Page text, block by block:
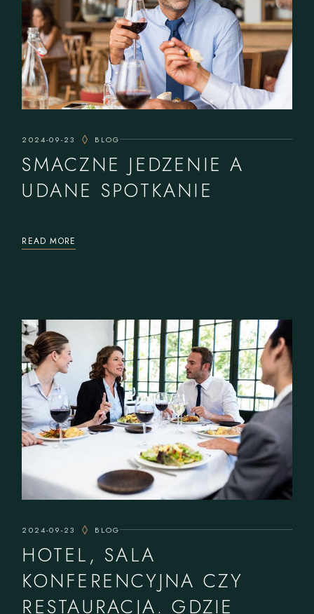
2024-09-23 BLOG
SMACZNE JEDZENIE A
UDANE SPOTKANIE
READ MORE
2024-09-23 BLOG
HOTEL, SALA
KONFERENCYJNA CZY
RESTAURACJA. GDZIE